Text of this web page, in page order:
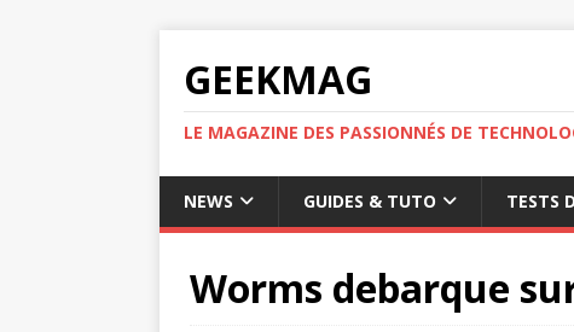
GEEKMAG
LE MAGAZINE DES PASSIONNÉS DE
NEWS GUIDES & TUTO TESTS
Worms debarque